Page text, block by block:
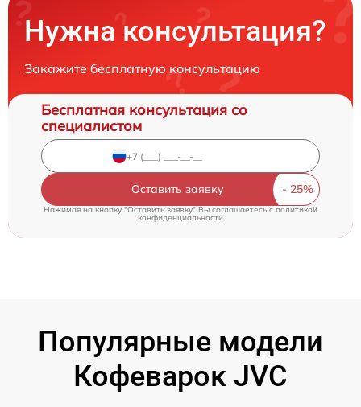
Нужна консультация?
Закажите бесплатную консультацию
Бесплатная консультация со
специалистом
Оставить заявку
Нажимая на кнопку "Оставить заявку" Вы соглашаетесь cполитикой
конфиденциальности
Популярные модели
Кофеварок JVC